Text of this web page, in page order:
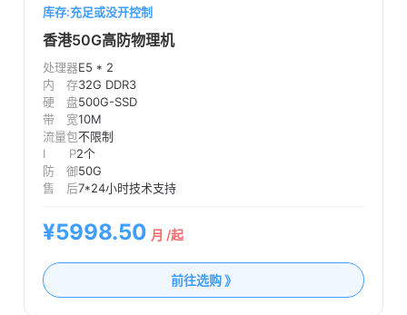
库存:充足或没开控制
香港50G高防物理机
处理器E5 * 2
内 存32G DDR3
硬 盘500G-SSD
带 宽10M
流量包不限制
I P2个
防 御50G
售 后7*24小时技术支持
¥5998.50 月 /起
前往选购 》